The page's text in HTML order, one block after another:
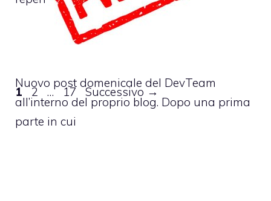
Nuovo post domenicale del DevTeam
all’interno del proprio blog. Dopo una prima
parte in cui
Pagina
1 Pagina
2 … Pagina
17 Successivo →